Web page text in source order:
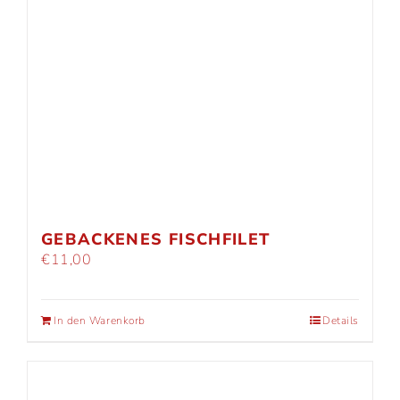
GEBACKENES FISCHFILET
€11,00
In den Warenkorb Details